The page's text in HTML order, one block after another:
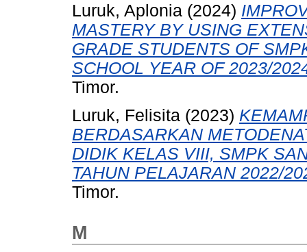
Luruk, Aplonia (2024)
MASTERY BY USING
GRADE STUDENTS OF
SCHOOL YEAR OF 2023/
Timor.
Luruk, Felisita (2023)
BERDASARKAN
DIDIK KELAS VIII, SMPK
TAHUN PELAJARAN 2022/
Timor.
M